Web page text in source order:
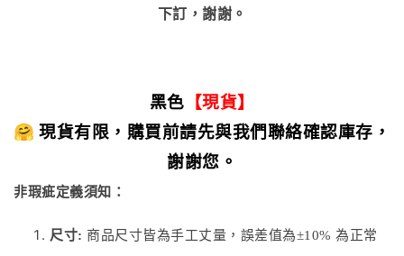
下訂，謝謝。
黑色 【現貨】
🤗 現貨有限，購買前請先與我們聯絡確認庫存，
謝謝您。
非瑕疵定義須知：
尺寸: 商品尺寸皆為手工丈量，誤差值為±10% 為正常